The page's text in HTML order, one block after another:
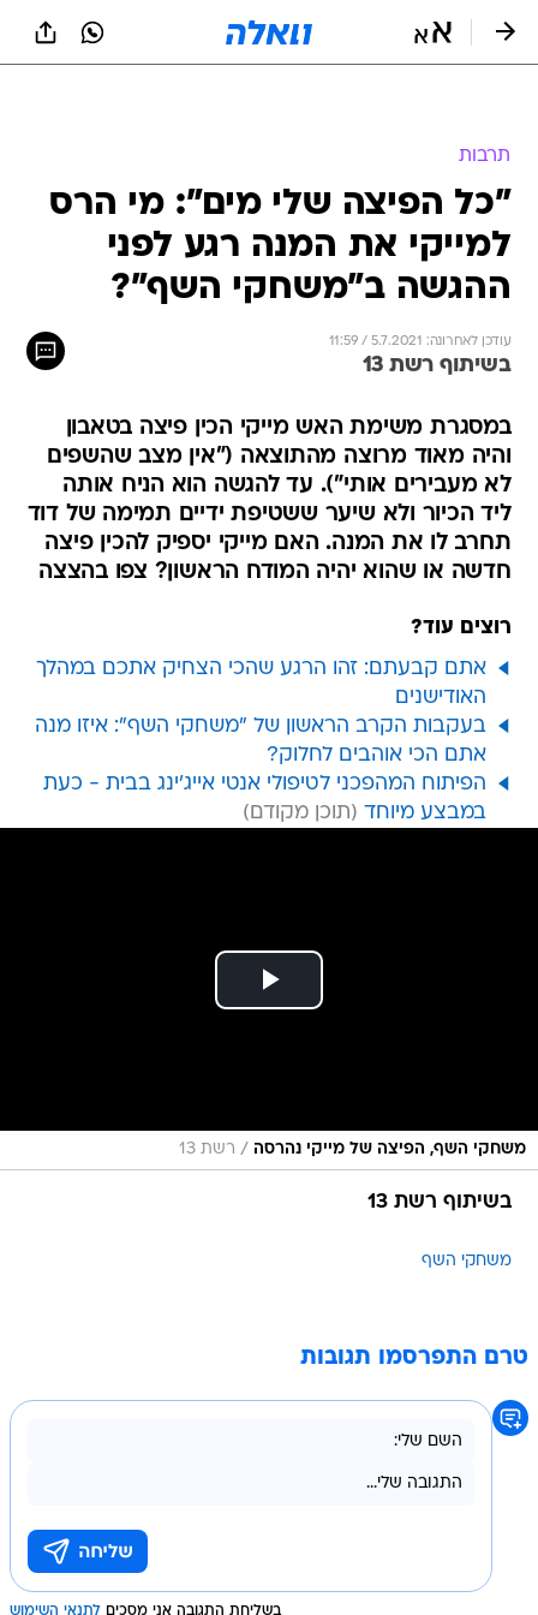
תרבות
"כל הפיצה שלי מים": מי הרס
למייקי את המנה רגע לפני
ההגשה ב"משחקי השף"?
עודכן לאחרונה: 5.7.2021 / 11:59
בשיתוף רשת 13
במסגרת משימת האש מייקי הכין פיצה בטאבון
והיה מאוד מרוצה מהתוצאה ("אין מצב שהשפים
לא מעבירים אותי"). עד להגשה הוא הניח אותה
ליד הכיור ולא שיער ששטיפת ידיים תמימה של דוד
תחרב לו את המנה. האם מייקי יספיק להכין פיצה
חדשה או שהוא יהיה המודח הראשון? צפו בהצצה
רוצים עוד?
אתם קבעתם: זהו הרגע שהכי הצחיק אתכם במהלך
האודישנים
בעקבות הקרב הראשון של "משחקי השף": איזו מנה
אתם הכי אוהבים לחלוק?
הפיתוח המהפכני לטיפולי אנטי אייג'ינג בבית - כעת
במבצע מיוחד
משחקי השף, הפיצה של מייקי נהרסה / רשת 13
בשיתוף רשת 13
משחקי השף
טרם התפרסמו תגובות
בשליחת התגובה אני מסכים לתנאי השימוש